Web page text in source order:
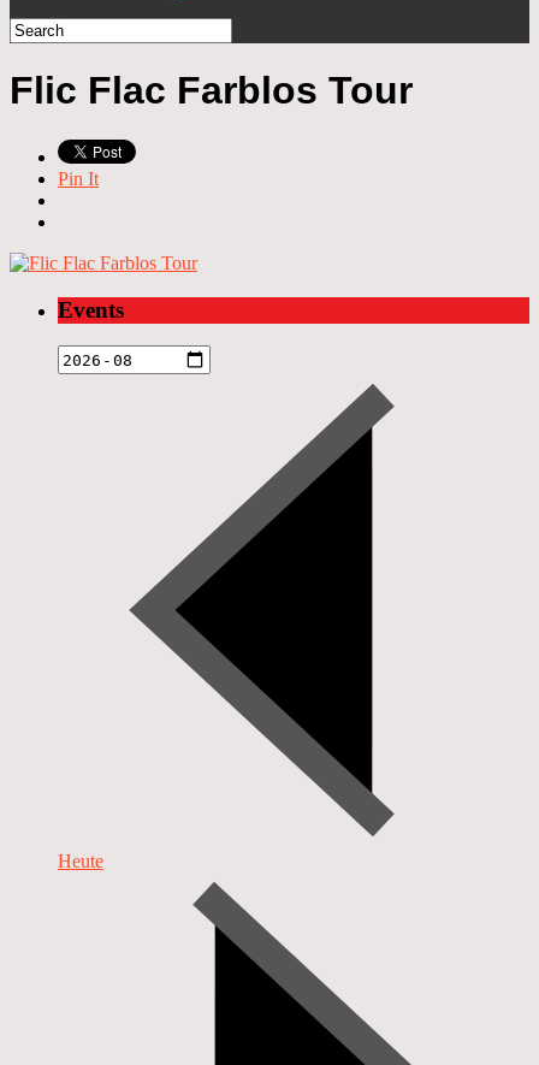
Flic Flac Farblos Tour
Pin It
Events
Heute